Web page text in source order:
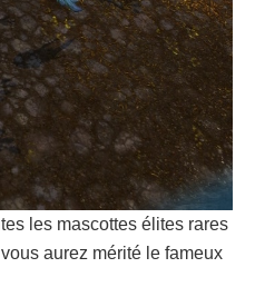
les mascottes élites rares
aurez mérité le fameux